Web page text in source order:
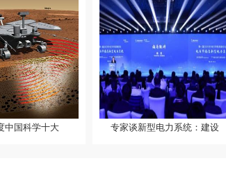
科学十大进展发
中国科学十大
专家谈新型电力系统：建设全
专家谈新型电力系统：建设